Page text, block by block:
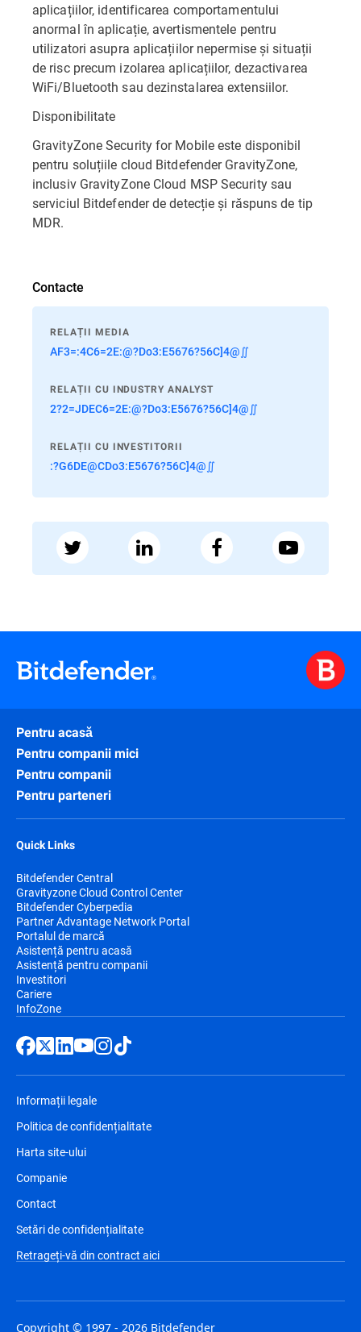
aplicațiilor, identificarea comportamentului
anormal în aplicație, avertismentele pentru
utilizatori asupra aplicațiilor nepermise și situații
de risc precum izolarea aplicațiilor, dezactivarea
WiFi/Bluetooth sau dezinstalarea extensiilor.
Disponibilitate
GravityZone Security for Mobile este disponibil
pentru soluțiile cloud Bitdefender GravityZone,
inclusiv GravityZone Cloud MSP Security sau
serviciul Bitdefender de detecție și răspuns de tip
MDR.
Contacte
RELAȚII MEDIA
AF3=:4C6=2E:@?Do3:E5676?56C]4@∬
RELAȚII CU INDUSTRY ANALYST
2?2=JDEC6=2E:@?Do3:E5676?56C]4@∬
RELAȚII CU INVESTITORII
:?G6DE@CDo3:E5676?56C]4@∬
Pentru acasă
Pentru companii mici
Pentru companii
Pentru parteneri
Quick Links
Bitdefender Central
Gravityzone Cloud Control Center
Bitdefender Cyberpedia
Partner Advantage Network Portal
Portalul de marcă
Asistență pentru acasă
Asistență pentru companii
Investitori
Cariere
InfoZone
Informații legale
Politica de confidențialitate
Harta site-ului
Companie
Contact
Setări de confidențialitate
Retrageți-vă din contract aici
Copyright © 1997 - 2026 Bitdefender